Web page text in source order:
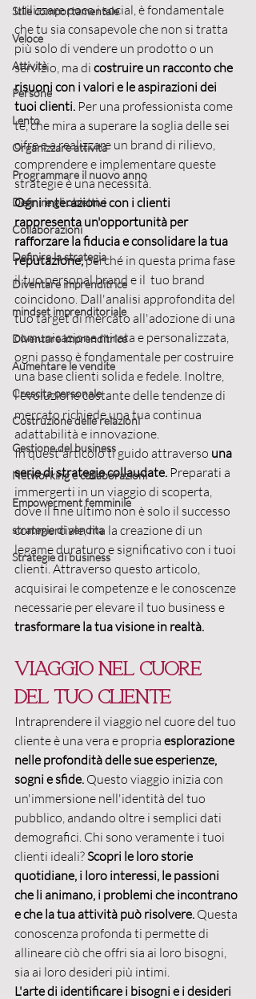
Stile comportamentale
Veloce
Attività
Persone
Lento
Organizzare attività
Programmare il nuovo anno
Definire gli obiettivi
Collaborazioni
Definire la strategia
Diventare imprenditrice
mindset imprenditoriale
Diventare imprenditrice
Aumentare le vendite
Crescita personale
Costruzione delle relazioni
Gestione del business
Networking e collaborazioni
Empowerment femminile
strategie di vendita
Strategie di business
utilizzare poco i social, è fondamentale
che tu sia consapevole che non si tratta
più solo di vendere un prodotto o un
servizio, ma di costruire un racconto che
risuoni con i valori e le aspirazioni dei
tuoi clienti. Per una professionista come
te, che mira a superare la soglia delle sei
cifre e a realizzare un brand di rilievo,
comprendere e implementare queste
strategie è una necessità.
Ogni interazione con i clienti
rappresenta un'opportunità per
rafforzare la fiducia e consolidare la tua
reputazione, perché in questa prima fase
il tuo personal brand e il  tuo brand
coincidono. Dall'analisi approfondita del
tuo target di mercato all'adozione di una
comunicazione mirata e personalizzata,
ogni passo è fondamentale per costruire
una base clienti solida e fedele. Inoltre,
l'evoluzione costante delle tendenze di
mercato richiede una tua continua
adattabilità e innovazione.
In quest'articolo ti guido attraverso una
serie di strategie collaudate. Preparati a
immergerti in un viaggio di scoperta,
dove il fine ultimo non è solo il successo
commerciale, ma la creazione di un
legame duraturo e significativo con i tuoi
clienti. Attraverso questo articolo,
acquisirai le competenze e le conoscenze
necessarie per elevare il tuo business e
trasformare la tua visione in realtà.
Viaggio nel cuore
del tuo cliente
Intraprendere il viaggio nel cuore del tuo
cliente è una vera e propria esplorazione
nelle profondità delle sue esperienze,
sogni e sfide. Questo viaggio inizia con
un'immersione nell'identità del tuo
pubblico, andando oltre i semplici dati
demografici. Chi sono veramente i tuoi
clienti ideali? Scopri le loro storie
quotidiane, i loro interessi, le passioni
che li animano, i problemi che incontrano
e che la tua attività può risolvere. Questa
conoscenza profonda ti permette di
allineare ciò che offri sia ai loro bisogni,
sia ai loro desideri più intimi.
L'arte di identificare i bisogni e i desideri